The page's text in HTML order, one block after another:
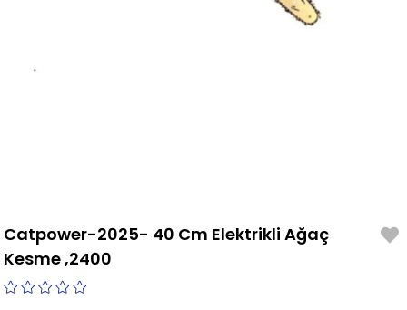
Catpower-2025- 40 Cm Elektrikli Ağaç
Kesme ,2400